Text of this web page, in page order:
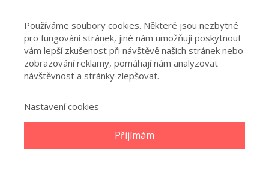
Používáme soubory cookies. Některé jsou nezbytné
pro fungování stránek, jiné nám umožňují poskytnout
vám lepší zkušenost při návštěvě našich stránek nebo
zobrazování reklamy, pomáhají nám analyzovat
návštěvnost a stránky zlepšovat.
Nastavení cookies
Přijímám